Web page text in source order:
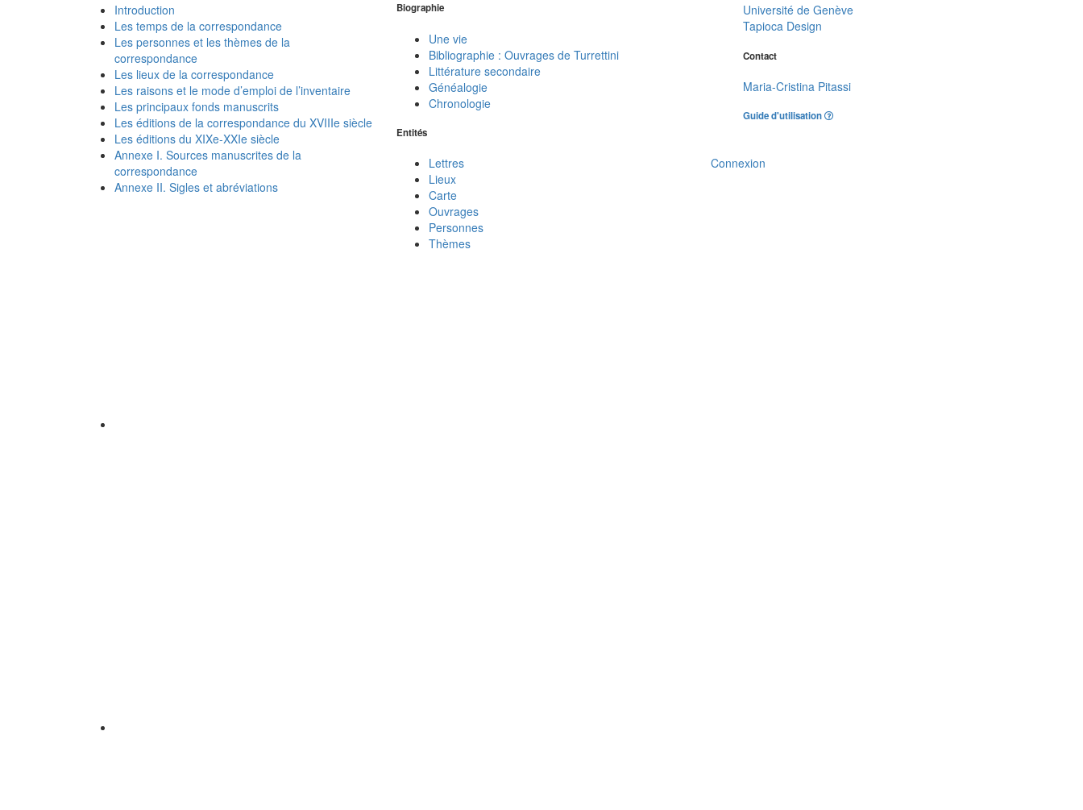
Introduction
Les temps de la correspondance
Les personnes et les thèmes de la
correspondance
Les lieux de la correspondance
Les raisons et le mode d’emploi de l’inventaire
Les principaux fonds manuscrits
Les éditions de la correspondance du XVIIIe siècle
Les éditions du XIXe-XXIe siècle
Annexe I. Sources manuscrites de la
correspondance
Annexe II. Sigles et abréviations
Biographie
Une vie
Bibliographie : Ouvrages de Turrettini
Littérature secondaire
Généalogie
Chronologie
Entités
Lettres
Lieux
Carte
Ouvrages
Personnes
Thèmes
Université de Genève
Tapioca Design
Contact
Maria-Cristina Pitassi
Guide d'utilisation
Connexion